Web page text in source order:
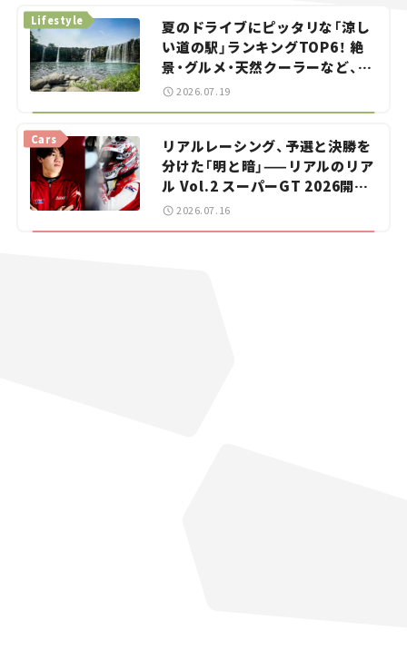
夏のドライブにピッタリな「涼し
い道の駅」ランキングTOP6！ 絶
景・グルメ・天然クーラーなど、避
暑におすすめのスポットを紹介
【道の駅マニアの推し駅ガイド】
Lifestyle
2026.07.19
リアルレーシング、予選と決勝を
分けた「明と暗」——リアルのリア
ル Vol.2 スーパーGT 2026開幕
戦 岡山国際サーキット
Cars
2026.07.16